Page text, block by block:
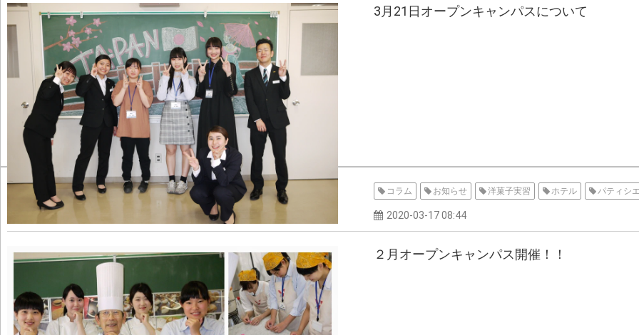
3月21日オープンキャンパスについて
コラム お知らせ 洋菓子実習 ホテル パティシエ
2020-03-17 08:44
２月オープンキャンパス開催！！